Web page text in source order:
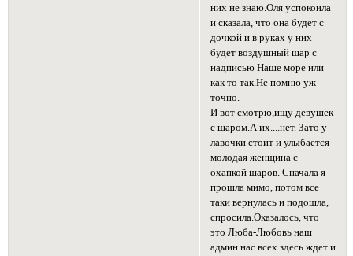
них не знаю.Оля успокоила
и сказала, что она будет с
дочкой и в руках у них
будет воздушный шар с
надписью Наше море или
как то так.Не помню уж
точно.
И вот смотрю,ищу девушек
с шаром.А их....нет. Зато у
лавочки стоит и улыбается
молодая женщина с
охапкой шаров. Сначала я
прошла мимо, потом все
таки вернулась и подошла,
спросила.Оказалось, что
это Люба-Любовь наш
админ нас всех здесь ждет и